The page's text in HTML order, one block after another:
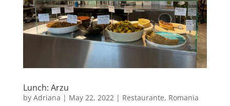
Lunch: Arzu
by Adriana | May 22, 2022 | Restaurante, Romania